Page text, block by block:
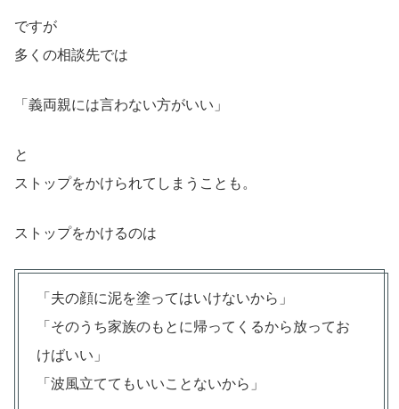
ですが
多くの相談先では
「義両親には言わない方がいい」
と
ストップをかけられてしまうことも。
ストップをかけるのは
「夫の顔に泥を塗ってはいけないから」
「そのうち家族のもとに帰ってくるから放ってお
けばいい」
「波風立ててもいいことないから」